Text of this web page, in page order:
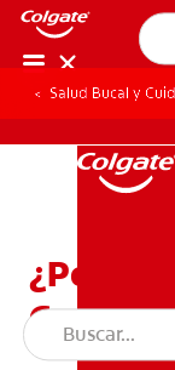
Salud Bucal y
¿Por